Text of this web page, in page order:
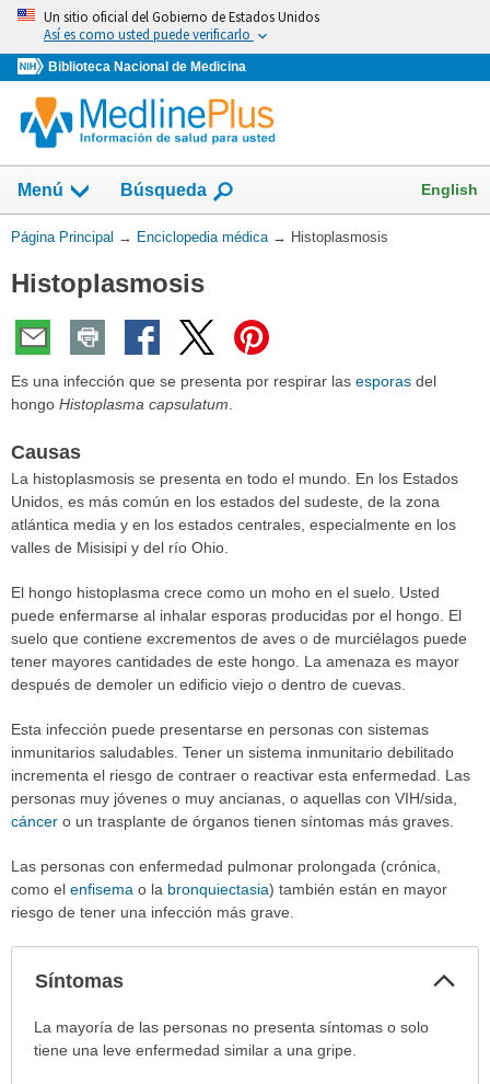
Omita
vaya
al
Contenido
Un sitio oficial del Gobierno de Estados Unidos
Así es como usted puede verificarlo
Biblioteca Nacional de Medicina
Menú Búsqueda English
Usted
aquí:
Página Principal → Enciclopedia médica → Histoplasmosis
Histoplasmosis
Es una infección que se presenta por respirar las esporas del
hongo Histoplasma capsulatum
Causas
La histoplasmosis se presenta en todo el mundo. En los Estados
Unidos, es más común en los estados del sudeste, de la zona
atlántica media y en los estados centrales, especialmente en los
valles de Misisipi y del río Ohio.
El hongo histoplasma crece como un moho en el suelo. Usted
puede enfermarse al inhalar esporas producidas por el hongo. El
suelo que contiene excrementos de aves o de murciélagos puede
tener mayores cantidades de este hongo. La amenaza es mayor
después de demoler un edificio viejo o dentro de cuevas.
Esta infección puede presentarse en personas con sistemas
inmunitarios saludables. Tener un sistema inmunitario debilitado
incrementa el riesgo de contraer o reactivar esta enfermedad. Las
personas muy jóvenes o muy ancianas, o aquellas con VIH/sida,
cáncer o un trasplante de órganos tienen síntomas más graves.
Las personas con enfermedad pulmonar prolongada (crónica,
como el enfisema o la bronquiectasia) también están en mayor
riesgo de tener una infección más grave.
Síntomas
Síntomas
La mayoría de las personas no presenta síntomas o solo
tiene una leve enfermedad similar a una gripe.